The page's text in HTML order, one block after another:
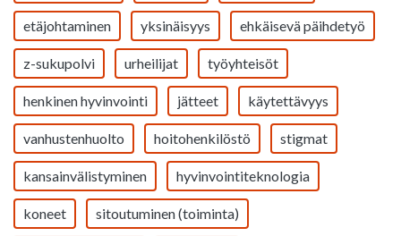
etäjohtaminen yksinäisyys ehkäisevä päihdetyö
z-sukupolvi urheilijat työyhteisöt
henkinen hyvinvointi jätteet käytettävyys
vanhustenhuolto hoitohenkilöstö stigmat
kansainvälistyminen hyvinvointiteknologia
koneet sitoutuminen (toiminta)